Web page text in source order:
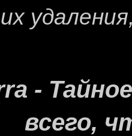
-
всего,